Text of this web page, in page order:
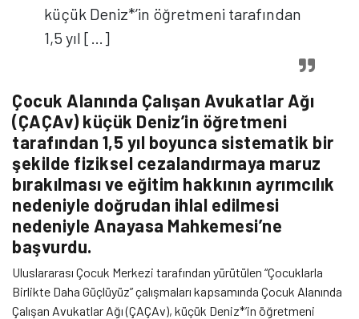
küçük Deniz*’in öğretmeni tarafından
1,5 yıl […]
Çocuk Alanında Çalışan Avukatlar Ağı
(ÇAÇAv) küçük Deniz’in öğretmeni
tarafından 1,5 yıl boyunca sistematik bir
şekilde fiziksel cezalandırmaya maruz
bırakılması ve eğitim hakkının ayrımcılık
nedeniyle doğrudan ihlal edilmesi
nedeniyle Anayasa Mahkemesi’ne
başvurdu.
Uluslararası Çocuk Merkezi tarafından yürütülen “Çocuklarla
Birlikte Daha Güçlüyüz” çalışmaları kapsamında Çocuk Alanında
Çalışan Avukatlar Ağı (ÇAÇAv), küçük Deniz*’in öğretmeni